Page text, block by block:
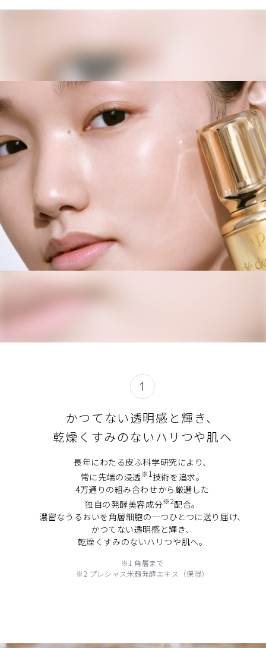
み、瞬時に肌をやわらげて心地よさをもたらします。
閉じる
1
かつてない透明感と輝き、
乾燥くすみのないハリつや肌へ
長年にわたる皮ふ科学研究により、
常に先端の浸透※1 技術を追求。
4万通りの組み合わせから厳選した
独自の発酵美容成分※2配合。
濃密なうるおいを角層細胞の一つひとつに送り届け、
かつてない透明感と輝き、
乾燥くすみのないハリつや肌へ。
※1 角層まで
※2 プレシャス米麹発酵エキス（保湿）